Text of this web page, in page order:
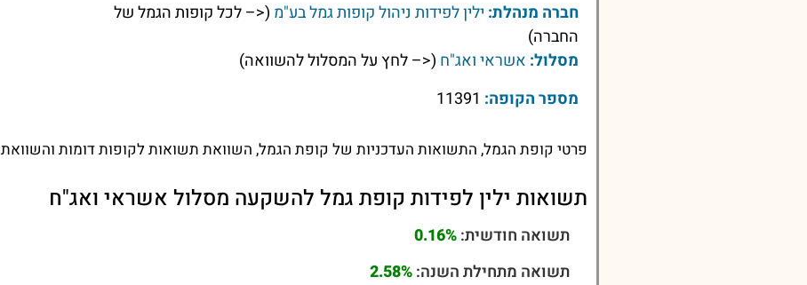
חברה מנהלת: ילין לפידות ניהול קופות גמל בע"מ (<– לכל קופות הגמל של
החברה)
מסלול: אשראי ואג"ח (<– לחץ על המסלול להשוואה)
מספר הקופה:
פרטי קופת הגמל, התשואות העדכניות של קופת הגמל, השוואת תשואות לקופות דומות והשוואת
תשואות ילין לפידות קופת גמל להשקעה מסלול אשראי ואג"ח
תשואה חודשית:0.16%
תשואה מתחילת השנה:2.58%